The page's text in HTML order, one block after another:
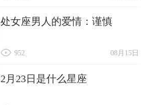
处女座男人的爱情：谨慎
08月15日
952
2月23日是什么星座